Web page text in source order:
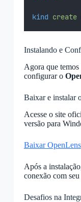
kind create
Instalando e
Agora que
configurar o
Baixar e instalar
Acesse o site
versão para
Baixar OpenLens
Após a
conexão com seu
Desafios na